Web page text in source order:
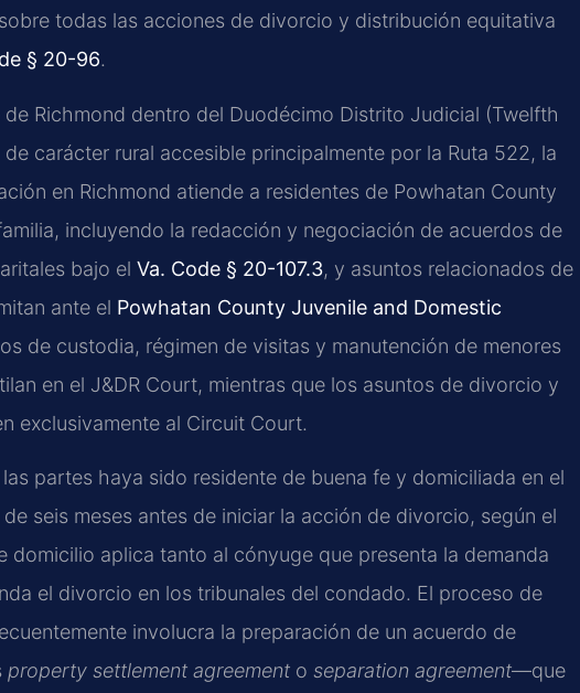
todas las acciones de divorcio y distribución equitativa
§ 20-96.
Richmond dentro del Duodécimo Distrito Judicial (Twelfth
carácter rural accesible principalmente por la Ruta 522, la
en Richmond atiende a residentes de Powhatan County
incluyendo la redacción y negociación de acuerdos de
bajo el Va. Code § 20-107.3, y asuntos relacionados de
ante el Powhatan County Juvenile and Domestic
de custodia, régimen de visitas y manutención de menores
en el J&DR Court, mientras que los asuntos de divorcio y
exclusivamente al Circuit Court.
partes haya sido residente de buena fe y domiciliada en el
seis meses antes de iniciar la acción de divorcio, según el
domicilio aplica tanto al cónyuge que presenta la demanda
el divorcio en los tribunales del condado. El proceso de
involucra la preparación de un acuerdo de
property settlement agreement o separation agreement—que